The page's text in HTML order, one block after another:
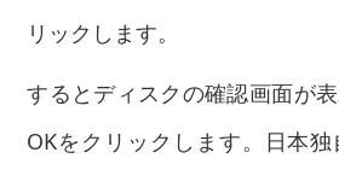
リックします。
するとディスクの確認画面が表
OKをクリックします。日本